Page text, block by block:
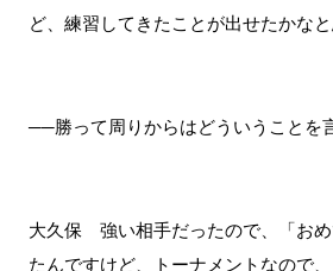
ど、練習してきたことが出せたかなと
──勝って周りからはどういうことを
大久保 強い相手だったので、「お
たんですけど、トーナメントなので